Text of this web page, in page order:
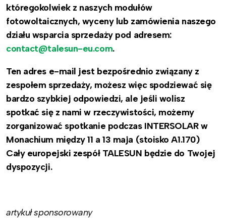
któregokolwiek z naszych modułów
fotowoltaicznych, wyceny lub zamówienia naszego
działu wsparcia sprzedaży pod adresem:
contact@talesun-eu.com.
Ten adres e-mail jest bezpośrednio związany z
zespołem sprzedaży, możesz więc spodziewać się
bardzo szybkiej odpowiedzi, ale jeśli wolisz
spotkać się z nami w rzeczywistości, możemy
zorganizować spotkanie podczas INTERSOLAR w
Monachium między 11 a 13 maja (stoisko A1.170)
Cały europejski zespół TALESUN będzie do Twojej
dyspozycji.
artykuł sponsorowany